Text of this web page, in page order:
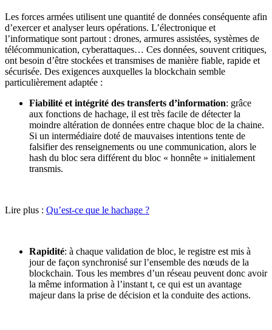
Les forces armées utilisent une quantité de données conséquente afin
d’exercer et analyser leurs opérations. L’électronique et
l’informatique sont partout : drones, armures assistées, systèmes de
télécommunication, cyberattaques… Ces données, souvent critiques,
ont besoin d’être stockées et transmises de manière fiable, rapide et
sécurisée. Des exigences auxquelles la blockchain semble
particulièrement adaptée :
Fiabilité et intégrité des transferts d’information: grâce
aux fonctions de hachage, il est très facile de détecter la
moindre altération de données entre chaque bloc de la chaine.
Si un intermédiaire doté de mauvaises intentions tente de
falsifier des renseignements ou une communication, alors le
hash du bloc sera différent du bloc « honnête » initialement
transmis.
Lire plus : Qu’est-ce que le hachage ?
Rapidité: à chaque validation de bloc, le registre est mis à
jour de façon synchronisé sur l’ensemble des nœuds de la
blockchain. Tous les membres d’un réseau peuvent donc avoir
la même information à l’instant t, ce qui est un avantage
majeur dans la prise de décision et la conduite des actions.